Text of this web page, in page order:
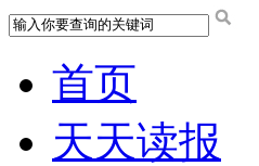
首页
天天读报